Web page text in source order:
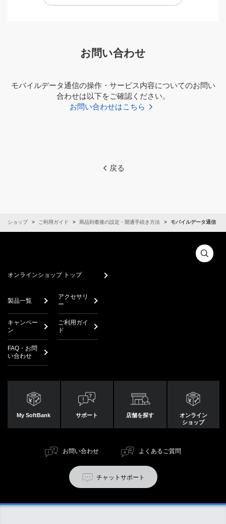
お問い合わせ
モバイルデータ通信の操作・サービス内容についてのお問い
合わせは以下をご確認ください。
お問い合わせはこちら
戻る
ンショップ ご利用ガイド 商品到着後の設定・開通手続き方法 モバイルデータ通信
オンラインショップ トップ
製品一覧
アクセサリ
ー
キャンペー
ン
ご利用ガイ
ド
FAQ・お問
い合わせ
My SoftBank サポート 店舗を探す
オンライン
ショップ
お問い合わせ よくあるご質問
チャットサポート